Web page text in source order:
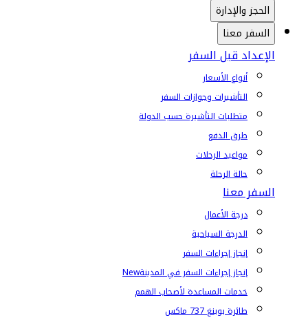
الحجز والإدارة
السفر معنا
الإعداد قبل السفر
أنواع الأسعار
التأشيرات وجوازات السفر
متطلبات التأشيرة حسب الدولة
طرق الدفع
مواعيد الرحلات
حالة الرحلة
السفر معنا
درجة الأعمال
الدرجة السياحية
إنجاز إجراءات السفر
إنجاز إجراءات السفر في المدينةNew
خدمات المساعدة لأصحاب الهمم
طائرة بوينغ 737 ماكس